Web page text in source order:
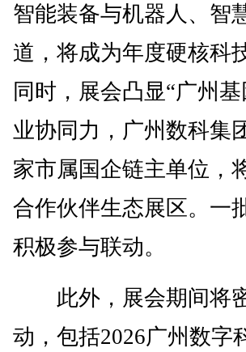
智能装备与机器人、智
道，将成为年度硬核科
同时，展会凸显“广州
业协同力，广州数科集
家市属国企链主单位，
合作伙伴生态展区。一
积极参与联动。
此外，展会期间将
动，包括2026广州数字